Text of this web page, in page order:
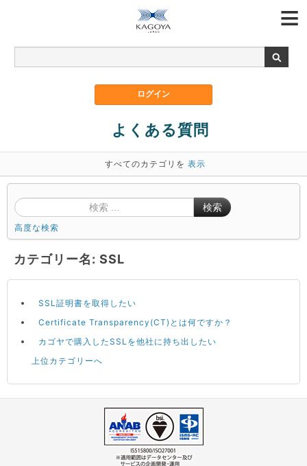
よくある質問
すべてのカテゴリを 表示
検索
高度な検索
カテゴリー名: SSL
SSL証明書を取得したい
Certificate Transparency(CT)とは何ですか？
カゴヤで購入したSSLを他社に持ち出したい
上位カテゴリーへ